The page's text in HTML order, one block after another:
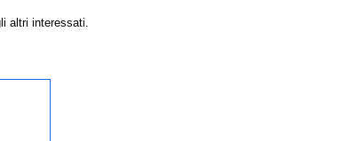
altri interessati.